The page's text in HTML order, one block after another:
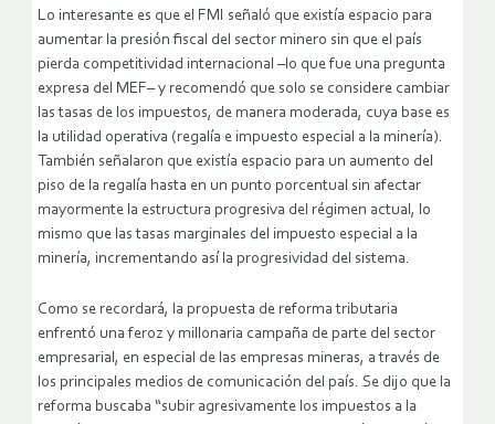
Lo interesante es que el FMI señaló que existía espacio para
aumentar la presión fiscal del sector minero sin que el país
pierda competitividad internacional –lo que fue una pregunta
expresa del MEF– y recomendó que solo se considere cambiar
las tasas de los impuestos, de manera moderada, cuya base es
la utilidad operativa (regalía e impuesto especial a la minería).
También señalaron que existía espacio para un aumento del
piso de la regalía hasta en un punto porcentual sin afectar
mayormente la estructura progresiva del régimen actual, lo
mismo que las tasas marginales del impuesto especial a la
minería, incrementando así la progresividad del sistema.
Como se recordará, la propuesta de reforma tributaria
enfrentó una feroz y millonaria campaña de parte del sector
empresarial, en especial de las empresas mineras, a través de
los principales medios de comunicación del país. Se dijo que la
reforma buscaba “subir agresivamente los impuestos a la